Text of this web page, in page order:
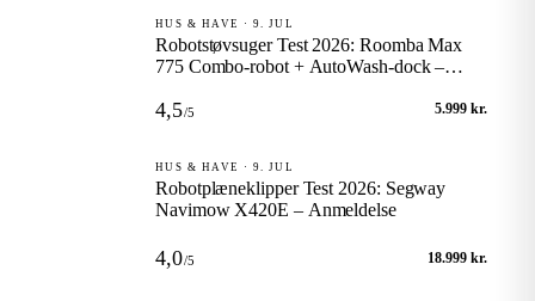
HUS & HAVE · 9. JUL
Robotstøvsuger Test 2026: Roomba Max
775 Combo-robot + AutoWash-dock –
4,5/5 5.999 kr.
HUS & HAVE · 9. JUL
Robotplæneklipper Test 2026: Segway
Navimow X420E – Anmeldelse
4,0/5 18.999 kr.